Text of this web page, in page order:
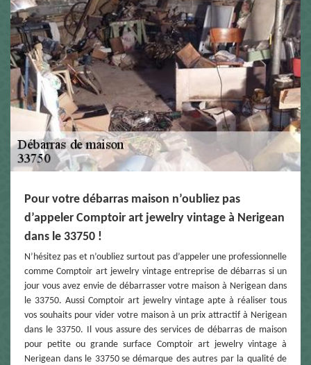
Pour votre débarras maison n’oubliez pas
d’appeler Comptoir art jewelry vintage à Nerigean
dans le 33750 !
N’hésitez pas et n’oubliez surtout pas d’appeler une professionnelle
comme Comptoir art jewelry vintage entreprise de débarras si un
jour vous avez envie de débarrasser votre maison à Nerigean dans
le 33750. Aussi Comptoir art jewelry vintage apte à réaliser tous
vos souhaits pour vider votre maison à un prix attractif à Nerigean
dans le 33750. Il vous assure des services de débarras de maison
pour petite ou grande surface Comptoir art jewelry vintage à
Nerigean dans le 33750 se démarque des autres par la qualité de